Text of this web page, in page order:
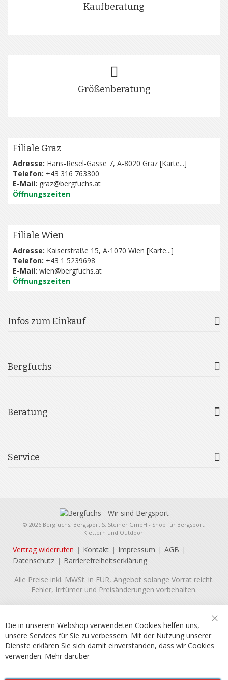
Kaufberatung
Größenberatung
Filiale Graz
Adresse: Hans-Resel-Gasse 7, A-8020 Graz [Karte...]
Telefon: +43 316 763300
E-Mail: graz@bergfuchs.at
Öffnungszeiten
Filiale Wien
Adresse: Kaiserstraße 15, A-1070 Wien [Karte...]
Telefon: +43 1 5239698
E-Mail: wien@bergfuchs.at
Öffnungszeiten
Infos zum Einkauf
Bergfuchs
Beratung
Service
© 2026 Bergfuchs, Bergsport S. Steiner GmbH - Shop für Bergsport,
Klettern und Outdoor.
Vertrag widerrufen Kontakt Impressum
AGB
Datenschutz
Barrierefreiheitserklärung
Alle Preise inkl. MWSt. in EUR, Angebot solange Vorrat reicht.
Fehler, Irrtümer und Preisänderungen vorbehalten.
Die in unserem Webshop verwendeten Cookies helfen uns,
unsere Services für Sie zu verbessern. Mit der Nutzung unserer
Dienste erklären Sie sich damit einverstanden, dass wir Cookies
verwenden. Mehr darüber